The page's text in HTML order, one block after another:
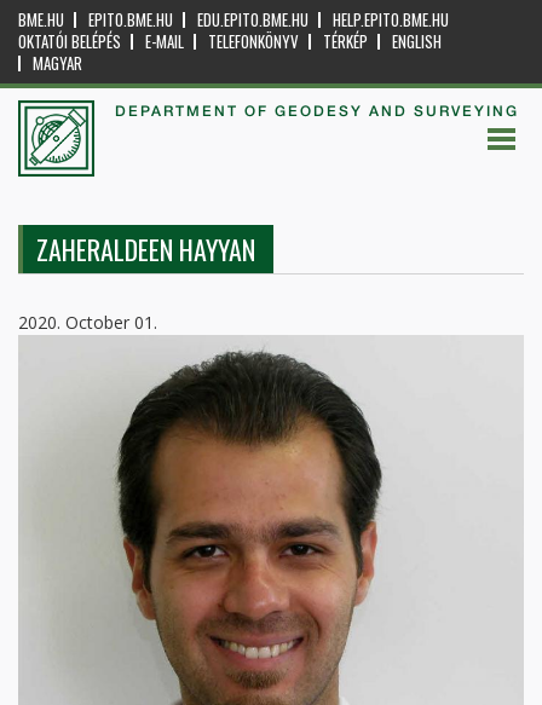
BME.HU EPITO.BME.HU EDU.EPITO.BME.HU
HELP.EPITO.BME.HU
OKTATÓI BELÉPÉS
E-MAIL TELEFONKÖNYV TÉRKÉP
ENGLISH
MAGYAR
DEPARTMENT OF GEODESY AND SURVEYING
ZAHERALDEEN HAYYAN
2020. October 01.